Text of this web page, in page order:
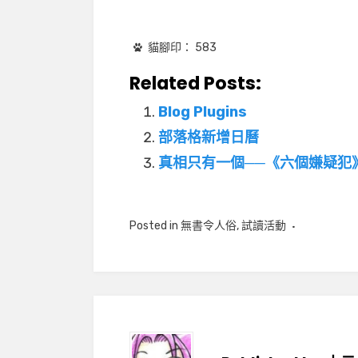
貓腳印： 583
Related Posts:
Blog Plugins
部落格新增日曆
真相只有一個──《六個嫌疑犯
Posted in 無書令人俗,試讀活動